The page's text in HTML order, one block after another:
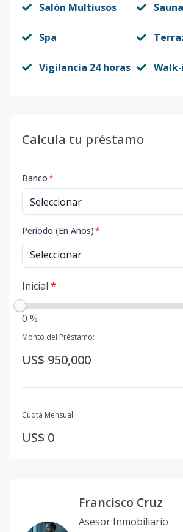
Salón Multiusos Sauna
Spa
Vigilancia 24 horas
Calcula tu préstamo
Banco*
Período (En Años)*
Inicial *
0 %
Monto del Préstamo:
US$ 950,000
Cuota Mensual:
US$ 0
Francisco Cruz
Asesor Inmobiliario